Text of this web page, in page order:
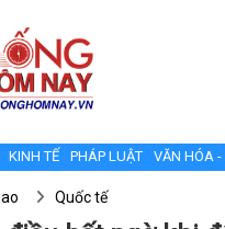
KINH TẾ PHÁP LUẬT VĂN HÓA -
Quốc tế